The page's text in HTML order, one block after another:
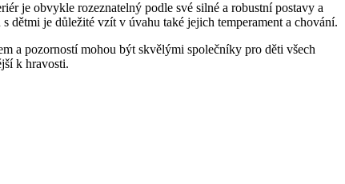
je obvykle rozeznatelný podle své silné a robustní postavy a
dětmi je důležité vzít v úvahu také jejich temperament a chování.
a pozorností mohou být skvělými společníky pro děti všech
k hravosti.